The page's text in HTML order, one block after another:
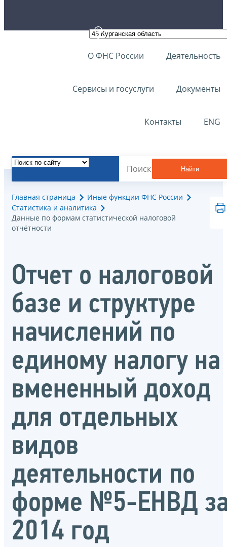
О ФНС России Деятельность
Сервисы и госуслуги Документы
Контакты ENG
Найти
Главная страница
Иные функции ФНС России
Статистика и аналитика
Данные по формам статистической налоговой
отчётности
Отчет о налоговой
базе и структуре
начислений по
единому налогу на
вмененный доход
для отдельных
видов
деятельности по
форме №5-ЕНВД
2014 год